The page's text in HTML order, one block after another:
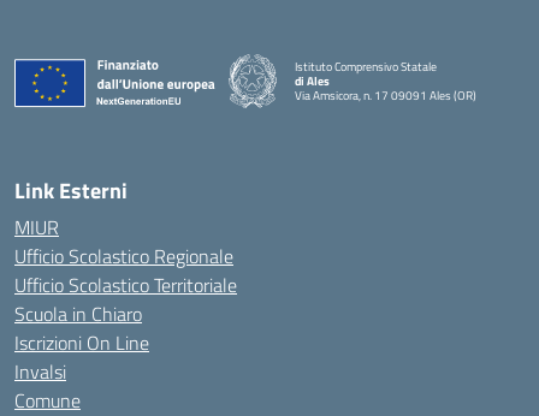
Istituto Comprensivo Statale
di Ales
Via Amsicora, n. 17 09091 Ales (OR)
Link Esterni
MIUR
Ufficio Scolastico Regionale
Ufficio Scolastico Territoriale
Scuola in Chiaro
Iscrizioni On Line
Invalsi
Comune